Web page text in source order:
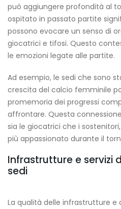
può aggiungere profondità al
ospitato in passato partite
possono evocare un senso di
giocatrici e tifosi. Questo
le emozioni legate alle partite.
Ad esempio, le sedi che sono
crescita del calcio femminile
promemoria dei progressi
affrontare. Questa
sia le giocatrici che i
più appassionato durante il
Infrastrutture e servizi
sedi
La qualità delle infrastrutture e